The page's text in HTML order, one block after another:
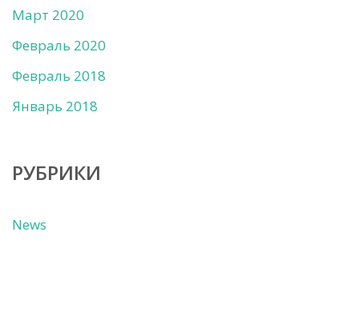
Март 2020
Февраль 2020
Февраль 2018
Январь 2018
РУБРИКИ
News